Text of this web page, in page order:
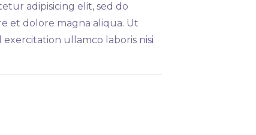
adipisicing elit, sed do
et dolore magna aliqua. Ut
ullamco laboris nisi